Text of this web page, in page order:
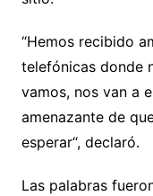
“Hemos recibido
telefónicas donde
vamos, nos van a
amenazante de
esperar“, declaró.
Las palabras